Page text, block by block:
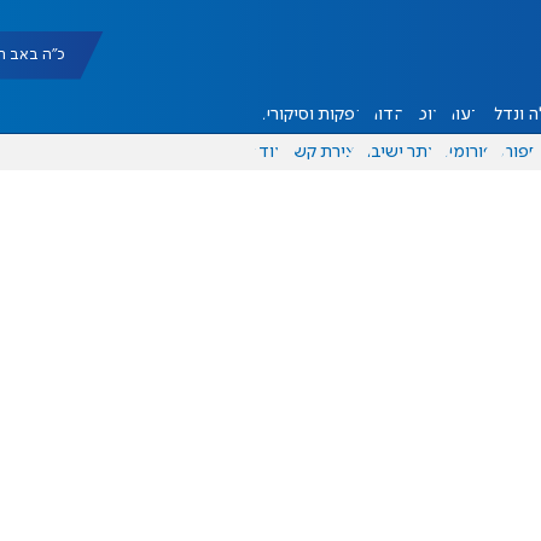
כ"ה באב תשפ"ו
ונדל"ן דעות אוכל יהדות הפקות וסיקורים
ספורט פורומים אתר ישיבה יצירת קשר עוד